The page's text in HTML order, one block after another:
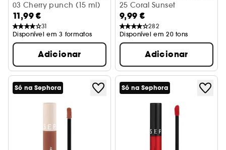
03 Cherry punch (15 ml)
11,99 €
31
Disponível em 3 formatos
Adicionar
25 Coral Sunset
9,99 €
282
Disponível em 20 tons
Adicionar
Só na Sephora Só na Sephora